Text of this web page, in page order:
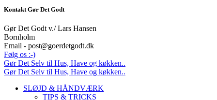
Kontakt Gør Det Godt
Gør Det Godt v./ Lars Hansen
Bornholm
Email - post@goerdetgodt.dk
Følg os :-)
Gør Det Selv til Hus, Have og køkken..
Gør Det Selv til Hus, Have og køkken..
SLØJD & HÅNDVÆRK
TIPS & TRICKS